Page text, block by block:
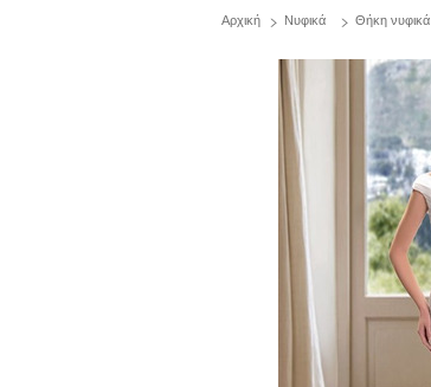
Αρχική Νυφικά Θήκη νυφικά